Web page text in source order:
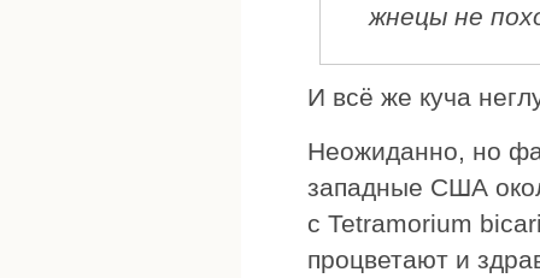
жнецы не
И всё же куча
Неожиданно, но
западные США
с Tetramorium
процветают и